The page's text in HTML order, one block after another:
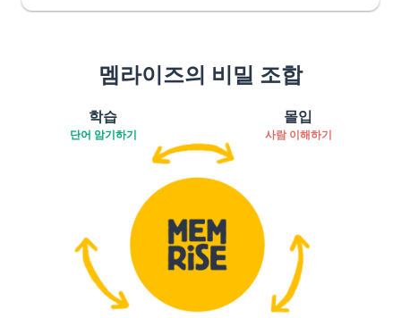
멤라이즈의 비밀 조합
학습
단어 암기하기
몰입
사람 이해하기